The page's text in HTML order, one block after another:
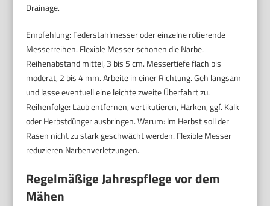
Drainage.
Empfehlung: Federstahlmesser oder einzelne rotierende
Messerreihen. Flexible Messer schonen die Narbe.
Reihenabstand mittel, 3 bis 5 cm. Messertiefe flach bis
moderat, 2 bis 4 mm. Arbeite in einer Richtung. Geh langsam
und lasse eventuell eine leichte zweite Überfahrt zu.
Reihenfolge: Laub entfernen, vertikutieren, Harken, ggf. Kalk
oder Herbstdünger ausbringen. Warum: Im Herbst soll der
Rasen nicht zu stark geschwächt werden. Flexible Messer
reduzieren Narbenverletzungen.
Regelmäßige Jahrespflege vor dem
Mähen